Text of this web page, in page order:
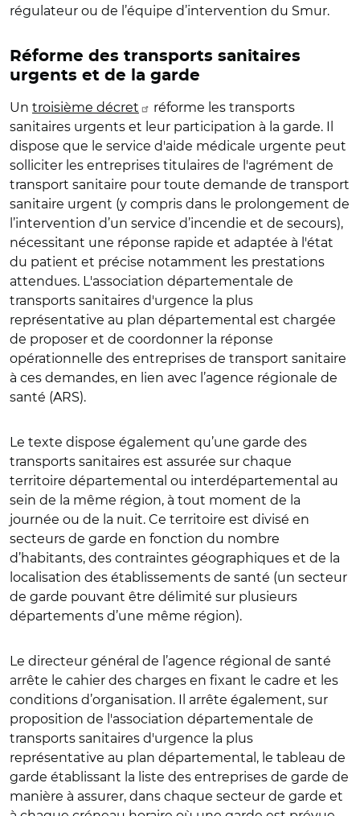
régulateur ou de l’équipe d’intervention du Smur.
Réforme des transports sanitaires
urgents et de la garde
Un troisième décret
réforme les transports
sanitaires urgents et leur participation à la garde. Il
dispose que le service d'aide médicale urgente peut
solliciter les entreprises titulaires de l'agrément de
transport sanitaire pour toute demande de transport
sanitaire urgent (y compris dans le prolongement de
l’intervention d’un service d’incendie et de secours),
nécessitant une réponse rapide et adaptée à l'état
du patient et précise notamment les prestations
attendues. L'association départementale de
transports sanitaires d'urgence la plus
représentative au plan départemental est chargée
de proposer et de coordonner la réponse
opérationnelle des entreprises de transport sanitaire
à ces demandes, en lien avec l’agence régionale de
santé (ARS).
Le texte dispose également qu’une garde des
transports sanitaires est assurée sur chaque
territoire départemental ou interdépartemental au
sein de la même région, à tout moment de la
journée ou de la nuit. Ce territoire est divisé en
secteurs de garde en fonction du nombre
d’habitants, des contraintes géographiques et de la
localisation des établissements de santé (un secteur
de garde pouvant être délimité sur plusieurs
départements d’une même région).
Le directeur général de l’agence régional de santé
arrête le cahier des charges en fixant le cadre et les
conditions d’organisation. Il arrête également, sur
proposition de l'association départementale de
transports sanitaires d'urgence la plus
représentative au plan départemental, le tableau de
garde établissant la liste des entreprises de garde de
manière à assurer, dans chaque secteur de garde et